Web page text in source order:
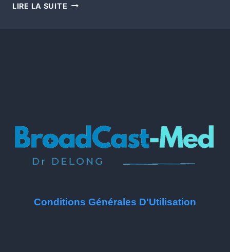
LIRE LA SUITE
Conditions Générales D'Utilisation